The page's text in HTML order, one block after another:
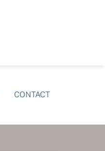
CONTACT